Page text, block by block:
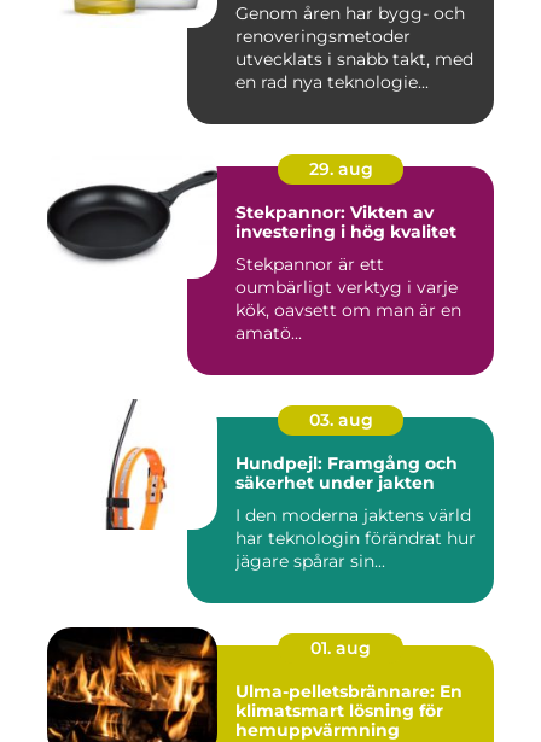
Genom åren har bygg- och
renoveringsmetoder
utvecklats i snabb takt, med
en rad nya teknologie...
29. aug
Stekpannor: Vikten av
investering i hög kvalitet
Stekpannor är ett
oumbärligt verktyg i varje
kök, oavsett om man är en
amatö...
03. aug
Hundpejl: Framgång och
säkerhet under jakten
I den moderna jaktens värld
har teknologin förändrat hur
jägare spårar sin...
01. aug
Ulma-pelletsbrännare: En
klimatsmart lösning för
hemuppvärmning